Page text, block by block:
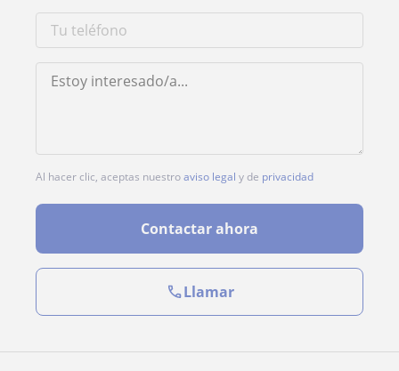
Al hacer clic, aceptas nuestroaviso legal y de privacidad
Contactar ahora
Llamar